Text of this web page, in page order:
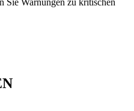
Sie Warnungen zu kritischen